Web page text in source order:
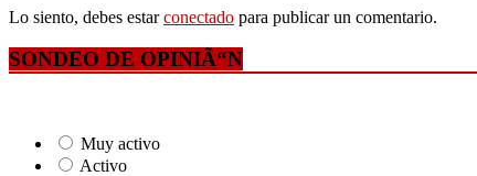
Lo siento, debes estarconectado para publicar un comentario.
SONDEO DE OPINIÃ“N
Muy activo
Activo